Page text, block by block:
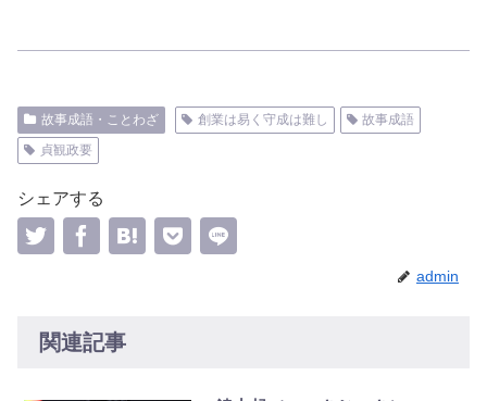
故事成語・ことわざ 創業は易く守成は難し
故事成語
貞観政要
シェアする
admin
関連記事